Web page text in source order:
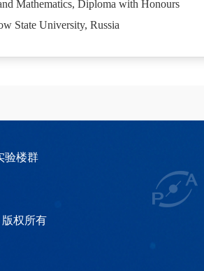
Mathematics, Diploma with Honours
State University, Russia
验楼群
权所有